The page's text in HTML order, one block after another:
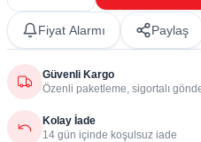
Fiyat Alarmı Paylaş
Güvenli Kargo
Özenli paketleme, sigortalı
Kolay İade
14 gün içinde koşulsuz iade